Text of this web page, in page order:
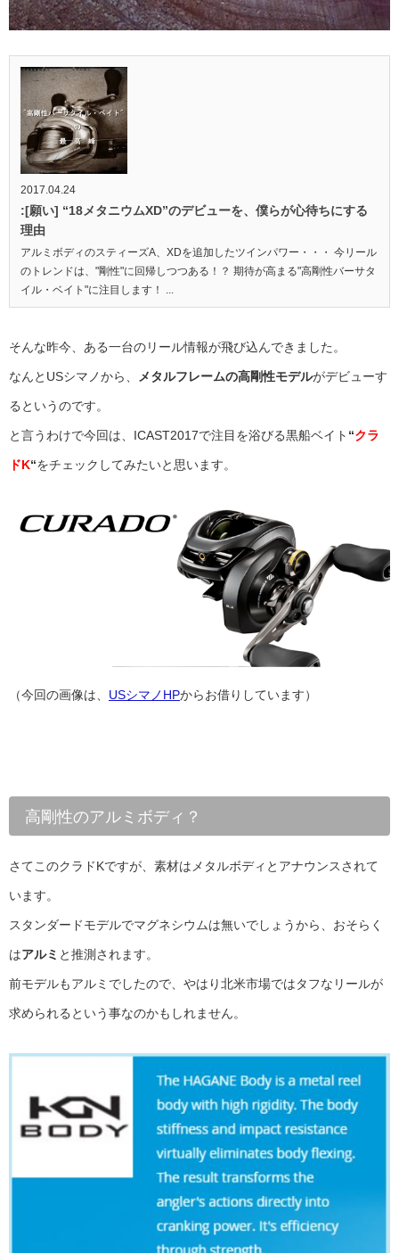
2017.04.24
:[願い] “18メタニウムXD”のデビューを、僕らが心待ちにする
理由
アルミボディのスティーズA、XDを追加したツインパワー・・・ 今リール
のトレンドは、"剛性"に回帰しつつある！？ 期待が高まる"高剛性バーサタ
イル・ベイト"に注目します！ ...
そんな昨今、ある一台のリール情報が飛び込んできました。
なんとUSシマノから、 メタルフレームの高剛性モデルがデビューす
るというのです。
と言うわけで今回は、ICAST2017で注目を浴びる黒船ベイト “クラ
ドK“をチェックしてみたいと思います。
（今回の画像は、 USシマノHPからお借りしています）
高剛性のアルミボディ？
さてこのクラドKですが、素材はメタルボディとアナウンスされて
います。
スタンダードモデルでマグネシウムは無いでしょうから、おそらく
はアルミ と推測されます。
前モデルもアルミでしたので、やはり北米市場ではタフなリールが
求められるという事なのかもしれません。